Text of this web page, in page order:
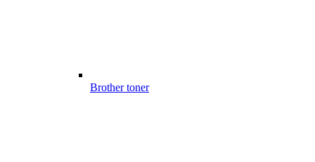
Brother toner